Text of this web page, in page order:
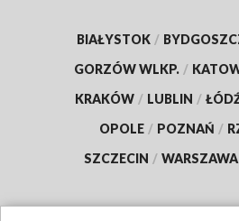
BIAŁYSTOK /
GORZÓW WLKP. /
KRAKÓW / LUBLIN /
OPOLE / POZNAŃ /
SZCZECIN / WARSZAWA